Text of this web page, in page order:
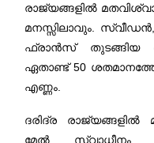
രാജ്യങ്ങളില്‍
മനസ്സിലാവും.
ഫ്രാൻസ് തുടങ്ങിയ
ഏതാണ്ട് 50
എണ്ണം.
ദരിദ്ര
മേല്‍